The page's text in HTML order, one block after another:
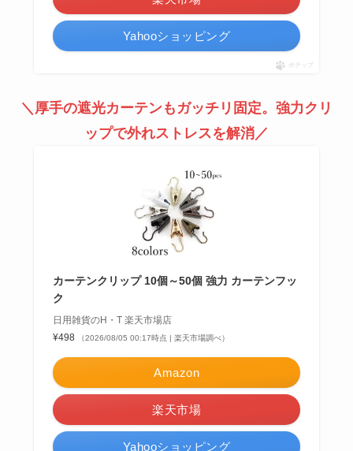
Yahooショッピング
ポチップ
＼厚手の遮光カーテンもガッチリ固定。強力クリ
ップで外れストレスを解消／
カーテンクリップ 10個～50個 強力 カーテンフッ
ク
日用雑貨のH・T 楽天市場店
¥498
（2026/08/05 00:17時点 | 楽天市場調べ）
Amazon
楽天市場
Yahooショッピング